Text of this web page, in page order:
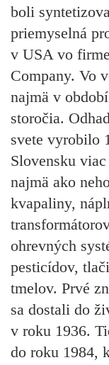
boli
priemyselná
v USA vo
Company. Vo
najmä v
storočia.
svete vyrobilo
Slovensku
najmä ako
kvapaliny,
ohrevných
pesticídov,
tmelov. Prvé
sa dostali do
v roku 1936.
do roku 1984,